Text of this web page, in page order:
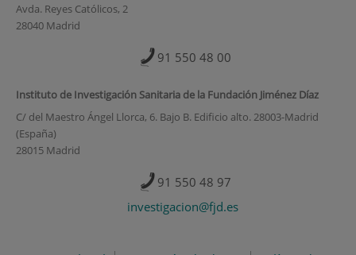
Avda. Reyes Católicos, 2
28040 Madrid
91 550 48 00
Instituto de Investigación Sanitaria de la Fundación Jiménez Díaz
C/ del Maestro Ángel Llorca, 6. Bajo B. Edificio alto. 28003-Madrid
(España)
28015 Madrid
91 550 48 97
investigacion@fjd.es